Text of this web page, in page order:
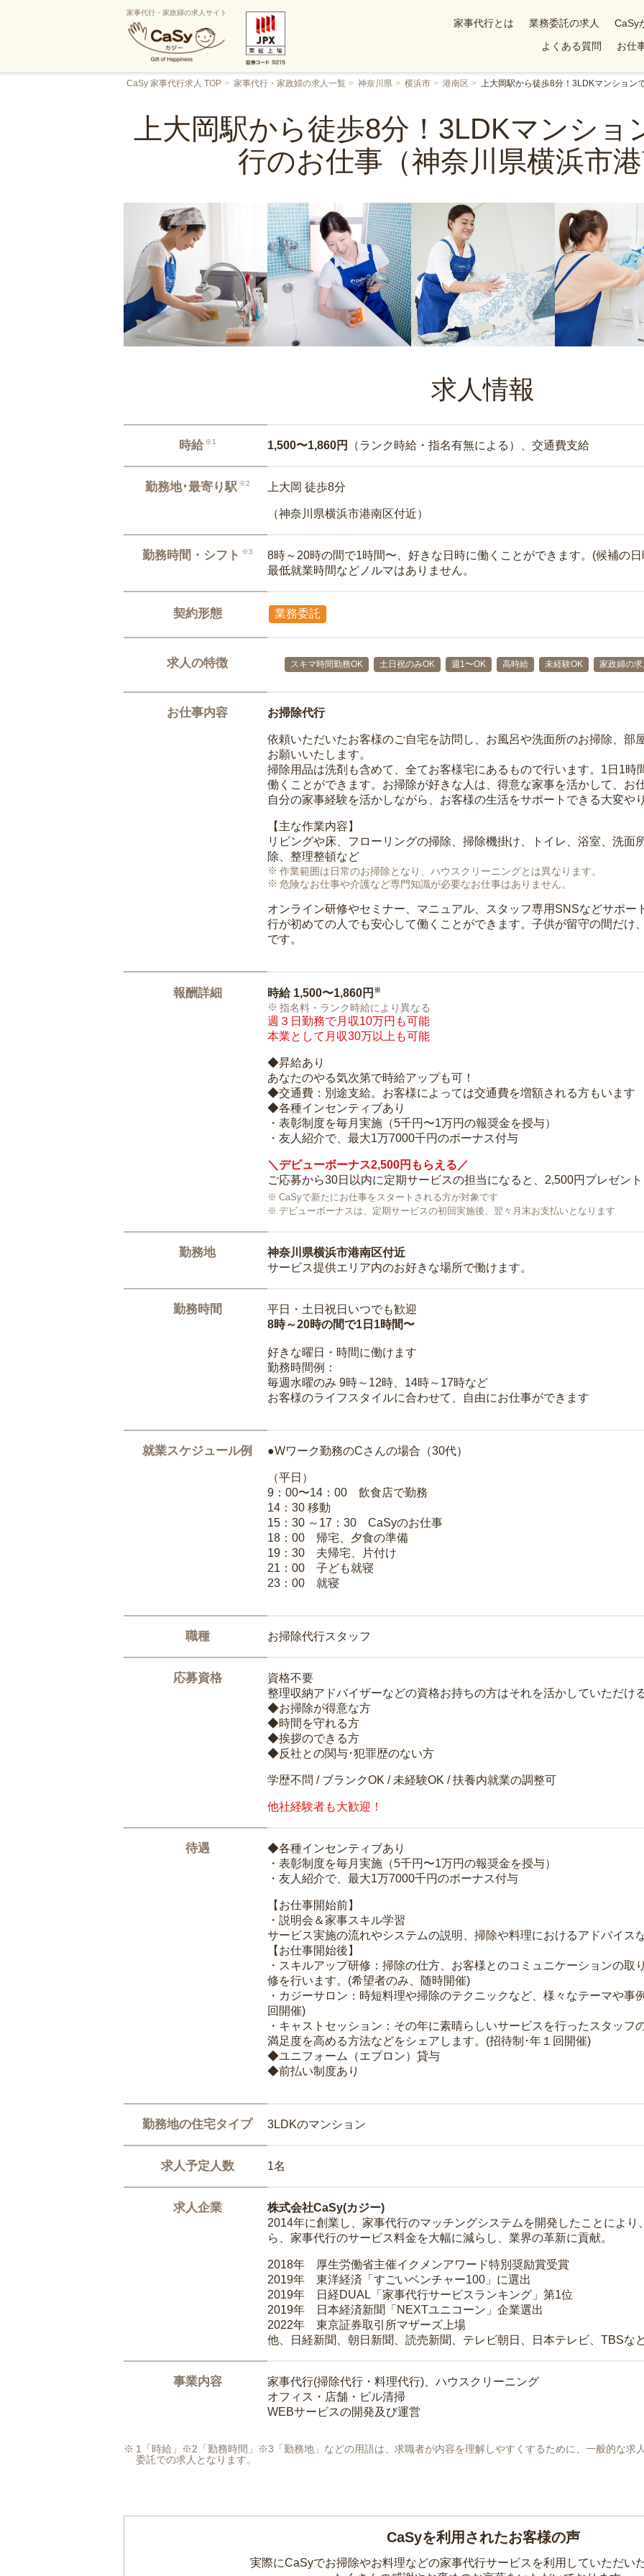
家事代行・家政婦の求人サイト
家事代行とは 業務委託の求人 CaSy
よくある質問
お仕
CaSy 家事代行求人 TOP 家事代行・家政婦の求人一覧 神奈川県 横浜市 港南区 上大岡駅から徒歩8分！3LDKマンション
上大岡駅から徒歩8分！3LDKマンショ
行のお仕事（神奈川県横浜市港
求人情報
時給 ※1 1,500〜1,860円 （ランク時給・指名有無による）、交通費支給
勤務地･最寄り駅 ※2 上大岡 徒歩8分
（神奈川県横浜市港南区付近）
勤務時間・シフト ※3
8時～20時の間で1時間〜、好きな日時に働くことができます。(候補の
最低就業時間などノルマはありません。
契約形態 業務委託
求人の特徴 スキマ時間勤務OK 土日祝のみOK 週1〜OK 高時給 未経験OK 家政婦の求
お仕事内容 お掃除代行
依頼いただいたお客様のご自宅を訪問し、お風呂や洗面所のお掃除、部
お願いいたします。
掃除用品は洗剤も含めて、全てお客様宅にあるもので行います。1日1時
働くことができます。お掃除が好きな人は、得意な家事を活かして、お
自分の家事経験を活かしながら、お客様の生活をサポートできる大変や
【主な作業内容】
リビングや床、フローリングの掃除、掃除機掛け、トイレ、浴室、洗面
除、整理整頓など
作業範囲は日常のお掃除となり、ハウスクリーニングとは異なります。
危険なお仕事や介護など専門知識が必要なお仕事はありません。
オンライン研修やセミナー、マニュアル、スタッフ専用SNSなどサポー
行が初めての人でも安心して働くことができます。子供が留守の間だけ
です。
報酬詳細 時給 1,500〜1,860円 ※
指名料・ランク時給により異なる
週３日勤務で月収10万円も可能
本業として月収30万以上も可能
◆昇給あり
あなたのやる気次第で時給アップも可！
◆交通費：別途支給。お客様によっては交通費を増額される方もいます
◆各種インセンティブあり
・表彰制度を毎月実施（5千円〜1万円の報奨金を授与）
・友人紹介で、最大1万7000千円のボーナス付与
＼デビューボーナス2,500円もらえる／
ご応募から30日以内に定期サービスの担当になると、2,500円プレゼント
CaSyで新たにお仕事をスタートされる方が対象です
デビューボーナスは、定期サービスの初回実施後、翌々月末お支払いとなります
勤務地
神奈川県横浜市港南区付近
サービス提供エリア内のお好きな場所で働けます。
勤務時間
平日・土日祝日いつでも歓迎
8時～20時の間で1日1時間〜
好きな曜日・時間に働けます
勤務時間例：
毎週水曜のみ 9時～12時、14時～17時など
お客様のライフスタイルに合わせて、自由にお仕事ができます
就業スケジュール例 ●Wワーク勤務のCさんの場合（30代）
（平日）
9：00〜14：00 飲食店で勤務
14：30 移動
15：30 ～17：30 CaSyのお仕事
18：00 帰宅、夕食の準備
19：30 夫帰宅、片付け
21：00 子ども就寝
23：00 就寝
職種 お掃除代行スタッフ
応募資格
資格不要
整理収納アドバイザーなどの資格お持ちの方はそれを活かしていただけ
◆お掃除が得意な方
◆時間を守れる方
◆挨拶のできる方
◆反社との関与･犯罪歴のない方
学歴不問 / ブランクOK / 未経験OK / 扶養内就業の調整可
他社経験者も大歓迎！
待遇
◆各種インセンティブあり
・表彰制度を毎月実施（5千円〜1万円の報奨金を授与）
・友人紹介で、最大1万7000千円のボーナス付与
【お仕事開始前】
・説明会＆家事スキル学習
サービス実施の流れやシステムの説明、掃除や料理におけるアドバイス
【お仕事開始後】
・スキルアップ研修：掃除の仕方、お客様とのコミュニケーションの
修を行います。(希望者のみ、随時開催)
・カジーサロン：時短料理や掃除のテクニックなど、様々なテーマや事
回開催)
・キャストセッション：その年に素晴らしいサービスを行ったスタッ
満足度を高める方法などをシェアします。(招待制･年１回開催)
◆ユニフォーム（エプロン）貸与
◆前払い制度あり
勤務地の住宅タイプ 3LDKのマンション
求人予定人数 1名
求人企業
株式会社CaSy(カジー)
2014年に創業し、家事代行のマッチングシステムを開発したことによ
ら、家事代行のサービス料金を大幅に減らし、業界の革新に貢献。
2018年 厚生労働省主催イクメンアワード特別奨励賞受賞
2019年 東洋経済「すごいベンチャー100」に選出
2019年 日経DUAL「家事代行サービスランキング」第1位
2019年 日本経済新聞「NEXTユニコーン」企業選出
2022年 東京証券取引所マザーズ上場
他、日経新聞、朝日新聞、読売新聞、テレビ朝日、日本テレビ、TBSな
事業内容
家事代行(掃除代行・料理代行)、ハウスクリーニング
オフィス・店舗・ビル清掃
WEBサービスの開発及び運営
1「時給」※2「勤務時間」※3「勤務地」などの用語は、求職者が内容を理解しやすくするために、一般的な求
委託での求人となります。
CaSyを利用されたお客様の声
実際にCaSyでお掃除やお料理などの家事代行サービスを利用していただい